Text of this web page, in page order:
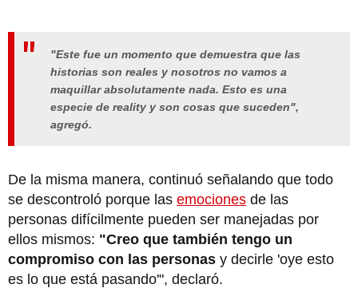
"Este fue un momento que demuestra que las
historias son reales y nosotros no vamos a
maquillar absolutamente nada. Esto es una
especie de reality y son cosas que suceden",
agregó.
De la misma manera, continuó señalando que todo
se descontroló porque las emociones de las
personas difícilmente pueden ser manejadas por
ellos mismos: "Creo que también tengo un
compromiso con las personas y decirle 'oye esto
es lo que está pasando'", declaró.